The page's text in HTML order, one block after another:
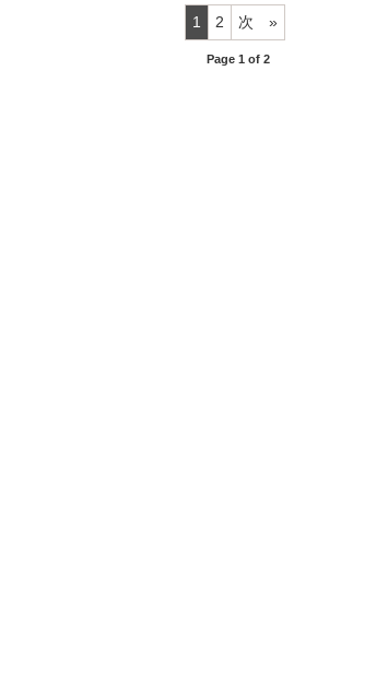
1 2 次
Page 1 of 2